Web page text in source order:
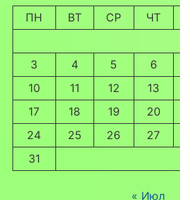
ПН ВТ СР ЧТ
3
4 5 6
10
11 12 13
17
18 19 20
24
25 26 27
31
« Июл